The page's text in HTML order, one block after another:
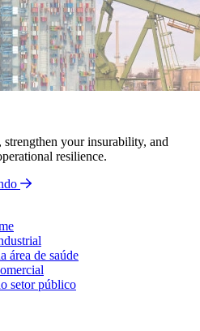
your insurability, and
resilience.
área de saúde
setor público